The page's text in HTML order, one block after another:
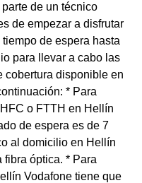
de un técnico
de empezar a disfrutar
de espera hasta
para llevar a cabo las
cobertura disponible en
* Para
o FTTH en Hellín
de espera es de 7
al domicilio en Hellín
óptica. * Para
Vodafone tiene que